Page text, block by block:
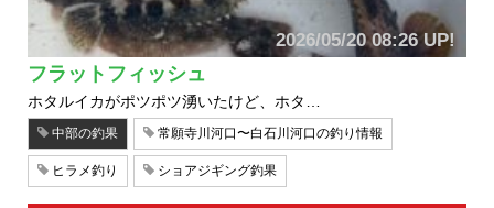
2026/05/20 08:26 UP!
フラットフィッシュ
ホタルイカがポツポツ湧いたけど、ホタ…
中部の釣果 常願寺川河口〜白石川河口の釣り情報
ヒラメ釣り ショアジギング釣果